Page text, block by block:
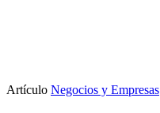
Artículo Negocios y Empresas